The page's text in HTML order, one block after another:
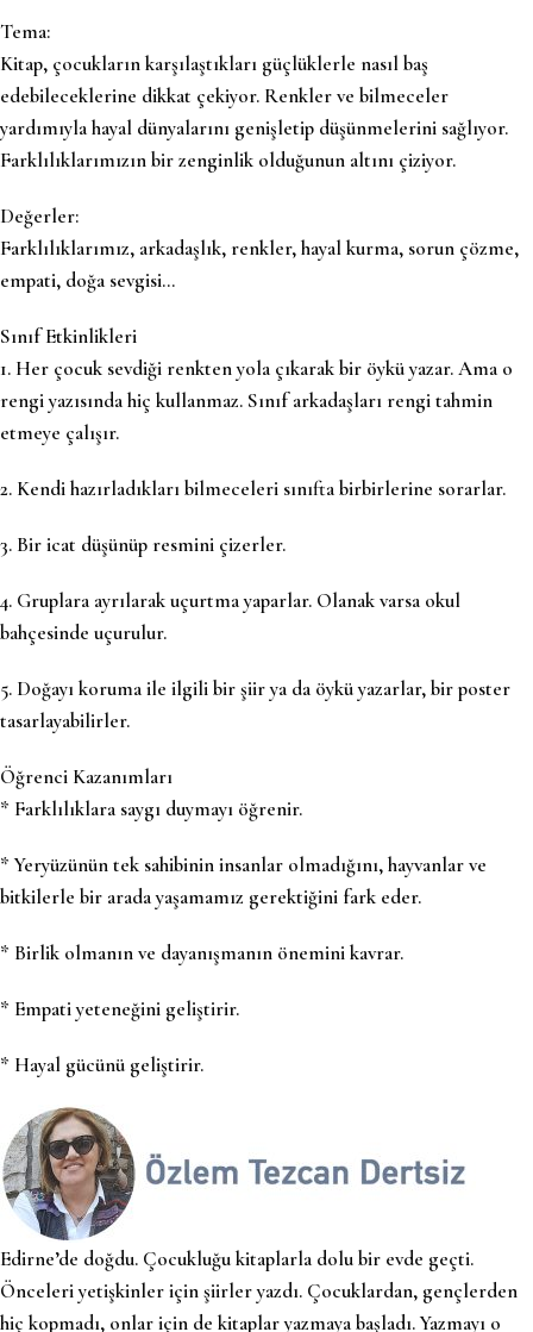
Tema:
Kitap, çocukların karşılaştıkları güçlüklerle nasıl baş
edebileceklerine dikkat çekiyor. Renkler ve bilmeceler
yardımıyla hayal dünyalarını genişletip düşünmelerini sağlıyor.
Farklılıklarımızın bir zenginlik olduğunun altını çiziyor.
Değerler:
Farklılıklarımız, arkadaşlık, renkler, hayal kurma, sorun çözme,
empati, doğa sevgisi…
Sınıf Etkinlikleri
1. Her çocuk sevdiği renkten yola çıkarak bir öykü yazar. Ama o
rengi yazısında hiç kullanmaz. Sınıf arkadaşları rengi tahmin
etmeye çalışır.
2. Kendi hazırladıkları bilmeceleri sınıfta birbirlerine sorarlar.
3. Bir icat düşünüp resmini çizerler.
4. Gruplara ayrılarak uçurtma yaparlar. Olanak varsa okul
bahçesinde uçurulur.
5. Doğayı koruma ile ilgili bir şiir ya da öykü yazarlar, bir poster
tasarlayabilirler.
Öğrenci Kazanımları
* Farklılıklara saygı duymayı öğrenir.
* Yeryüzünün tek sahibinin insanlar olmadığını, hayvanlar ve
bitkilerle bir arada yaşamamız gerektiğini fark eder.
* Birlik olmanın ve dayanışmanın önemini kavrar.
* Empati yeteneğini geliştirir.
* Hayal gücünü geliştirir.
Edirne’de doğdu. Çocukluğu kitaplarla dolu bir evde geçti.
Önceleri yetişkinler için şiirler yazdı. Çocuklardan, gençlerden
hiç kopmadı, onlar için de kitaplar yazmaya başladı. Yazmayı o